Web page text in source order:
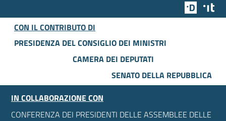
Team
CON IL CONTRIBUTO DI
PRESIDENZA DEL CONSIGLIO DEI MINISTRI
CAMERA DEI DEPUTATI
SENATO DELLA REPUBBLICA
IN COLLABORAZIONE CON
CONFERENZA DEI PRESIDENTI DELLE ASSEMBLEE DELLE